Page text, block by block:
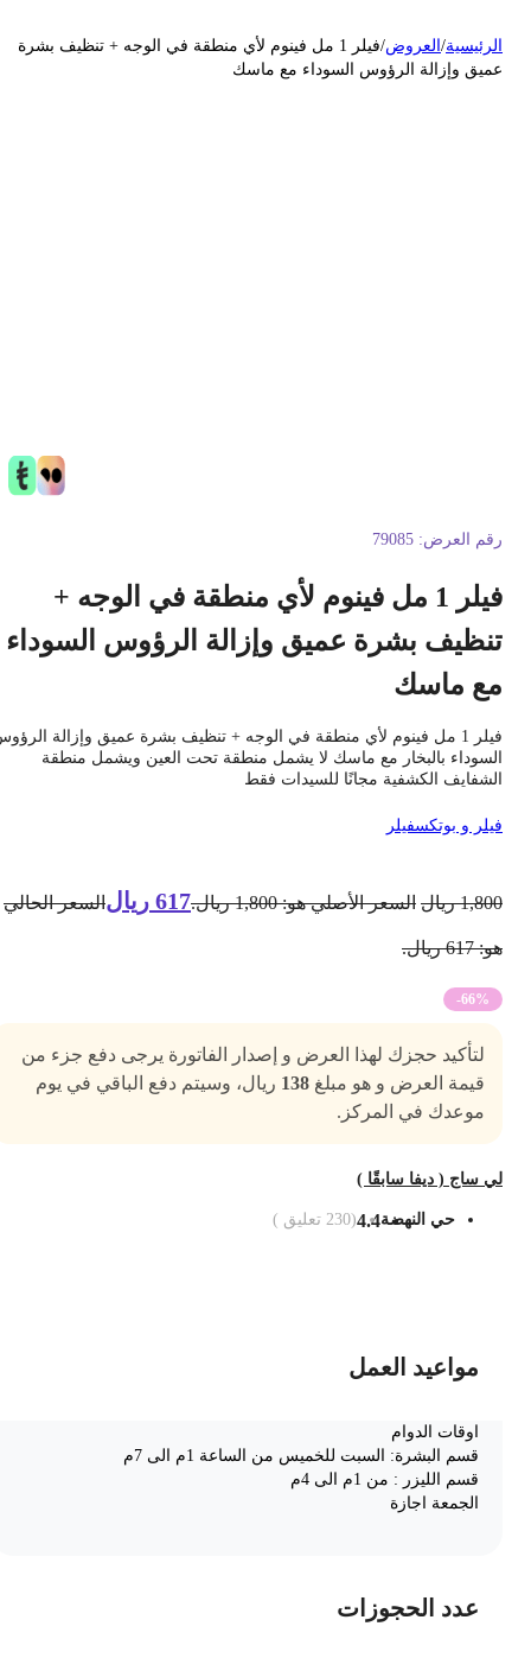
/العروض
فيلر 1 مل فينوم لأي منطقة في الوجه + تنظيف بشرة
وإزالة الرؤوس السوداء مع ماسك
العرض: 79085
فيلر 1 مل فينوم لأي منطقة في الوجه +
بشرة عميق وإزالة الرؤوس السوداء
ماسك
فيلر 1 مل فينوم لأي منطقة في الوجه + تنظيف بشرة عميق وإزالة الرؤوس
بالبخار مع ماسك لا يشمل منطقة تحت العين ويشمل منطقة
الكشفية مجانًا للسيدات فقط
و بوتكسفيلر
ريال السعر الأصلي هو: 1,800 ريال. 617 ريال السعر الحالي
-66%
لتأكيد حجزك لهذا العرض و إصدار الفاتورة يرجى دفع جزء من
قيمة العرض و هو مبلغ138 ريال، وسيتم دفع الباقي في يوم
موعدك في المركز.
ساج ( ديفا سابقًا )
حي النهضة4.4
(
230تعليق )
مواعيد العمل
اوقات الدوام
قسم البشرة: السبت للخميس من الساعة 1م الى 7م
قسم الليزر : من 1م الى 4م
الجمعة اجازة
عدد الحجوزات